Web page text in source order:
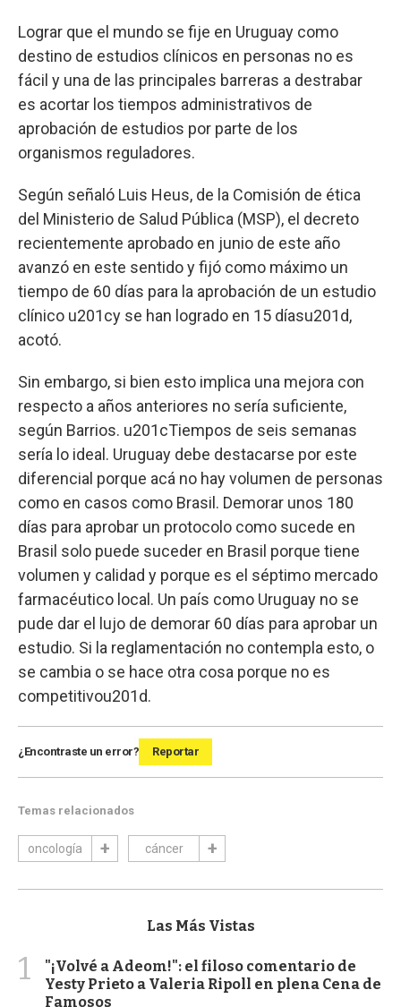
Lograr que el mundo se fije en Uruguay como
destino de estudios clínicos en personas no es
fácil y una de las principales barreras a destrabar
es acortar los tiempos administrativos de
aprobación de estudios por parte de los
organismos reguladores.
Según señaló Luis Heus, de la Comisión de ética
del Ministerio de Salud Pública (MSP), el decreto
recientemente aprobado en junio de este año
avanzó en este sentido y fijó como máximo un
tiempo de 60 días para la aprobación de un estudio
clínico u201cy se han logrado en 15 díasu201d,
acotó.
Sin embargo, si bien esto implica una mejora con
respecto a años anteriores no sería suficiente,
según Barrios. u201cTiempos de seis semanas
sería lo ideal. Uruguay debe destacarse por este
diferencial porque acá no hay volumen de personas
como en casos como Brasil. Demorar unos 180
días para aprobar un protocolo como sucede en
Brasil solo puede suceder en Brasil porque tiene
volumen y calidad y porque es el séptimo mercado
farmacéutico local. Un país como Uruguay no se
pude dar el lujo de demorar 60 días para aprobar un
estudio. Si la reglamentación no contempla esto, o
se cambia o se hace otra cosa porque no es
competitivou201d.
¿Encontraste un error? Reportar
Temas relacionados
oncología cáncer
Las Más Vistas
1
"¡Volvé a Adeom!": el filoso comentario de
Yesty Prieto a Valeria Ripoll en plena Cena de
Famosos